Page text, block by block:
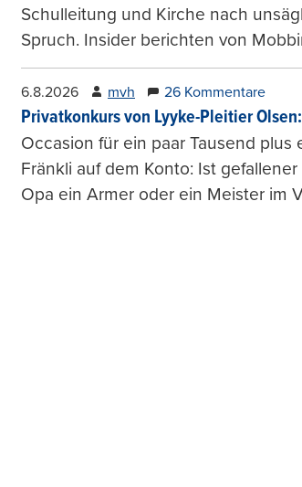
Schulleitung und Kirche nach
Spruch. Insider berichten von
6.8.2026 mvh 26 Kommentare
Privatkonkurs von Lyyke-Pleitier
Occasion für ein paar Tausend plus
Fränkli auf dem Konto: Ist
Opa ein Armer oder ein Meister im